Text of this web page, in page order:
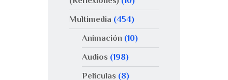
Multimedia (454)
Animación(10)
Audios (198)
Películas (8)